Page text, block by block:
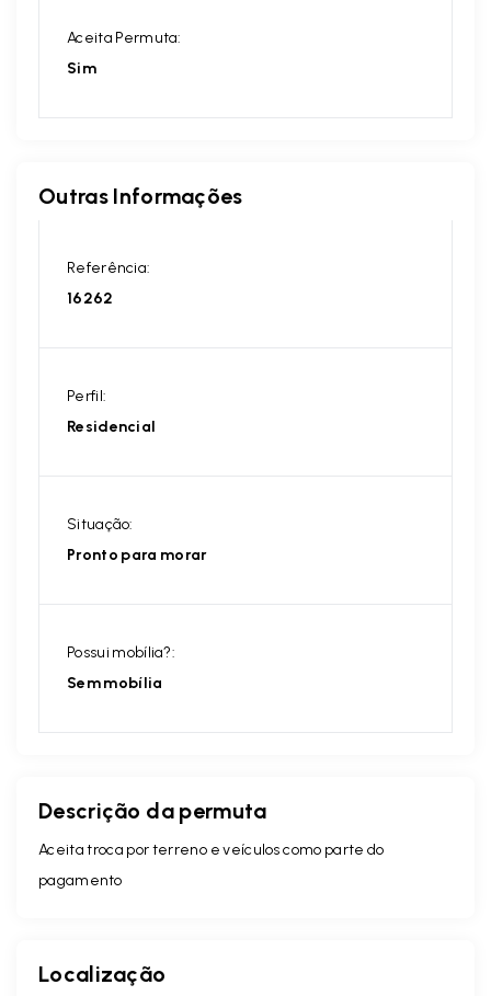
Aceita Permuta:
Sim
Outras Informações
Referência:
16262
Perfil:
Residencial
Situação:
Pronto para morar
Possui mobília?:
Sem mobília
Descrição da permuta
Aceita troca por terreno e veículos como parte do
pagamento
Localização